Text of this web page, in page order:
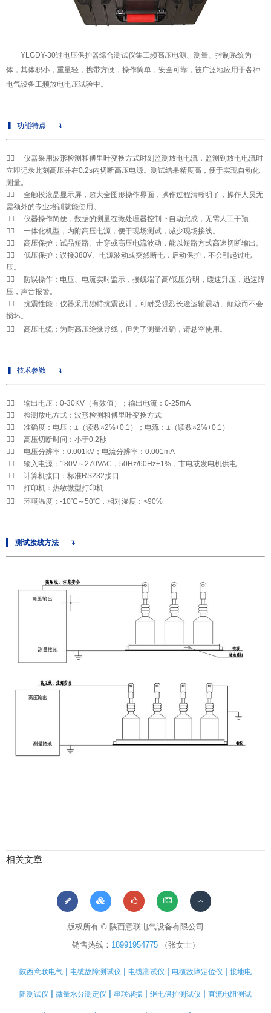
YLGDY-30过电压保护器综合测试仪集工频高压电源、测量、控制系统为一
体，其体积小，重量轻，携带方便，操作简单，安全可靠，被广泛地应用于各种
电气设备工频放电电压试验中。
功能特点 ↴
 ◆
仪器采用波形检测和傅里叶变换方式时刻监测放电电流，监测到放电电流时
立即记录此刻高压并在0.2s内切断高压电源。测试结果精度高，便于实现自动化
测量。
 ◆
全触摸液晶显示屏，超大全图形操作界面，操作过程清晰明了，操作人员无
需额外的专业培训就能使用。
 ◆
仪器操作简便，数据的测量在微处理器控制下自动完成，无需人工干预.
 ◆
一体化机型，内附高压电源，便于现场测试，减少现场接线。
 ◆
高压保护：试品短路、击穿或高压电流波动，能以短路方式高速切断输出。
 ◆
低压保护：误接380V、电源波动或突然断电，启动保护，不会引起过电
压。
 ◆
防误操作：电压、电流实时监示，接线端子高/低压分明，缓速升压，迅速降
压，声音报警。
 ◆
抗震性能：仪器采用独特抗震设计，可耐受强烈长途运输震动、颠簸而不会
损坏。
 ◆ 高压电缆：为耐高压绝缘导线，但为了测量准确，请悬空使用。
技术参数 ↴
 ◆
输出电压：0-30KV（有效值）；输出电流：0-25mA
 ◆
检测放电方式：波形检测和傅里叶变换方式
 ◆
准确度：电压：±（读数×2%+0.1）；电流：±（读数×2%+0.1）
 ◆
高压切断时间：小于0.2秒
 ◆
电压分辨率：0.001kV；电流分辨率：0.001mA
 ◆
输入电源：180V～270VAC，50Hz/60Hz±1%，市电或发电机供电
 ◆
计算机接口：标准RS232接口
 ◆
打印机：热敏微型打印机
 ◆ 环境温度：-10℃～50℃，相对湿度：<90%
测试接线方法 ↴
相关文章
版权所有 © 陕西意联电气设备有限公司
销售热线： 18991954775（张女士）
陕西意联电气 | 电缆故障测试仪 | 电缆测试仪 | 电缆故障定位仪 | 接地电
阻测试仪 | 微量水分测定仪 | 串联谐振 | 继电保护测试仪 | 直流电阻测试